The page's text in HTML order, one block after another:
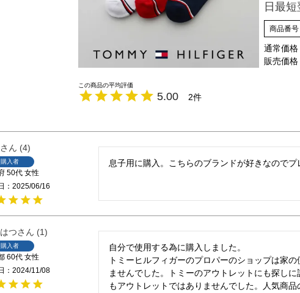
日最
商品番号
通常価格
販売価格
5.00 2
4
購入者
50代 女性
2025/06/16
息子用に購入。こちらのブランドが好きなので
つ 1
購入者
60代 女性
2024/11/08
自分で使用する為に購入しました。
トミーヒルフィガーのプロパーのショップは家
ませんでした。トミーのアウトレットにも探し
もアウトレットではありませんでした。人気商